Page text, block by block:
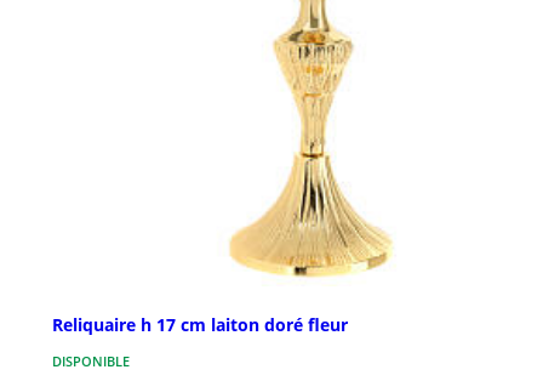
Reliquaire h 17 cm laiton doré fleur
DISPONIBLE